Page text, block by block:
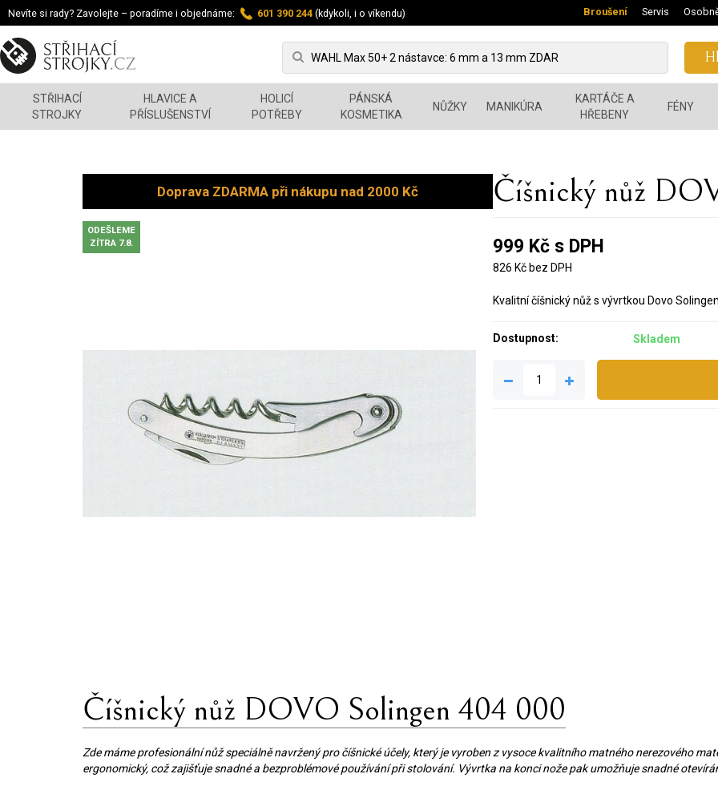
Nevíte si rady? Zavolejte – poradíme i objednáme: 601 390 244 (kdykoli, i o víkendu) Broušení Servis
STŘIHACÍ
STROJKY
HLAVICE A
PŘÍSLUŠENSTVÍ
HOLICÍ
POTŘEBY
PÁNSKÁ
KOSMETIKA
NŮŽKY MANIKÚRA
KARTÁČE A
HŘEBENY
FÉNY
Doprava ZDARMA při nákupu nad 2000 Kč
ODEŠLEME
ZÍTRA 7.8.
Číšnický nůž
999 Kč s DPH
826 Kč bez DPH
Kvalitní číšnický nůž s vývrtkou Dovo Solingen.
Dostupnost: Skladem
Číšnický nůž DOVO Solingen 404 000
Zde máme profesionální nůž speciálně navržený pro číšnické účely, který je vyroben z vysoce kvalitního matného nerezového
ergonomický, což zajišťuje snadné a bezproblémové používání při stolování. Vývrtka na konci nože pak umožňuje snadné